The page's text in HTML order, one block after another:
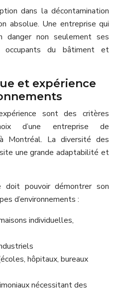
dans la décontamination
absolue. Une entreprise qui
non seulement ses
occupants du bâtiment et
et expérience
sont des critères
d’une entreprise de
à Montréal. La diversité des
une grande adaptabilité et
doit pouvoir démontrer son
d’environnements :
individuelles,
hôpitaux, bureaux
nécessitant des